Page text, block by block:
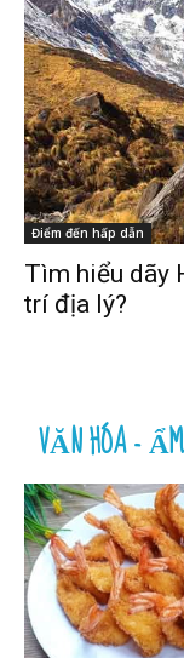
Điểm đến hấp dẫn
Tìm hiểu dãy
trí địa lý?
VĂN HÓA -